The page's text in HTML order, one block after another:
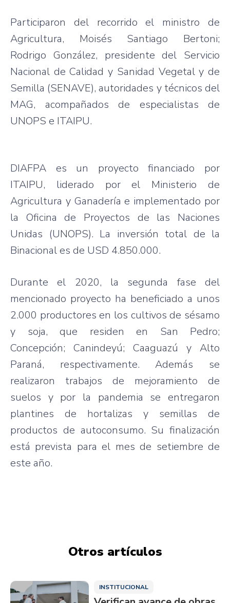
Participaron del recorrido el ministro de
Agricultura, Moisés Santiago Bertoni;
Rodrigo González, presidente del Servicio
Nacional de Calidad y Sanidad Vegetal y de
Semilla (SENAVE), autoridades y técnicos del
MAG, acompañados de especialistas de
UNOPS e ITAIPU.
DIAFPA es un proyecto financiado por
ITAIPU, liderado por el Ministerio de
Agricultura y Ganadería e implementado por
la Oficina de Proyectos de las Naciones
Unidas (UNOPS). La inversión total de la
Binacional es de USD 4.850.000.
Durante el 2020, la segunda fase del
mencionado proyecto ha beneficiado a unos
2.000 productores en los cultivos de sésamo
y soja, que residen en San Pedro;
Concepción; Canindeyú; Caaguazú y Alto
Paraná, respectivamente. Además se
realizaron trabajos de mejoramiento de
suelos y por la pandemia se entregaron
plantines de hortalizas y semillas de
productos de autoconsumo. Su finalización
está prevista para el mes de setiembre de
este año.
Otros artículos
INSTITUCIONAL